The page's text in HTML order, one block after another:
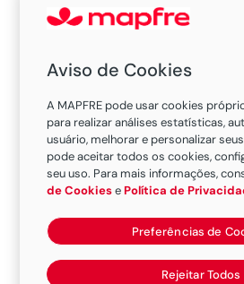
Oficinas
MAPFRE em
Existem 1 oficina
Arazo Servicos
Aviso de Cookies
A MAPFRE pode usar cookies
para realizar análises estatísticas,
usuário, melhorar e personalizar
pode aceitar todos os cookies,
seu uso. Para mais informações,
de CookiesePolítica de
Preferências de
Rejeitar Todos